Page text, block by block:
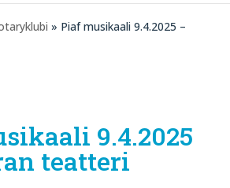
» Piaf musikaali 9.4.2025 –
9.4.2025
teatteri